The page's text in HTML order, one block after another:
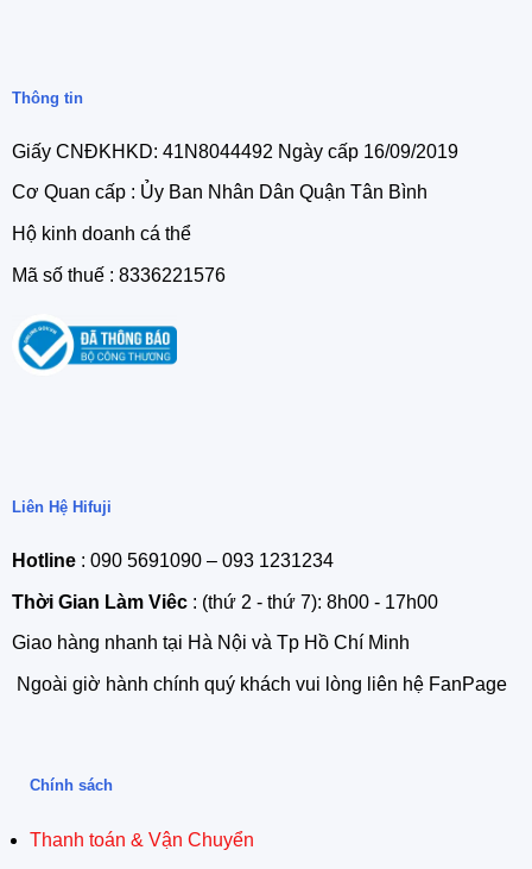
Thông tin
Giấy CNĐKHKD: 41N8044492 Ngày cấp 16/09/2019
Cơ Quan cấp : Ủy Ban Nhân Dân Quận Tân Bình
Hộ kinh doanh cá thể
Mã số thuế : 8336221576
Liên Hệ Hifuji
Hotline: 090 5691090 – 093 1231234
Thời Gian Làm Viêc: (thứ 2 - thứ 7): 8h00 - 17h00
Giao hàng nhanh tại Hà Nội và Tp Hồ Chí Minh
Ngoài giờ hành chính quý khách vui lòng liên hệ FanPage
Chính sách
Thanh toán & Vận Chuyển